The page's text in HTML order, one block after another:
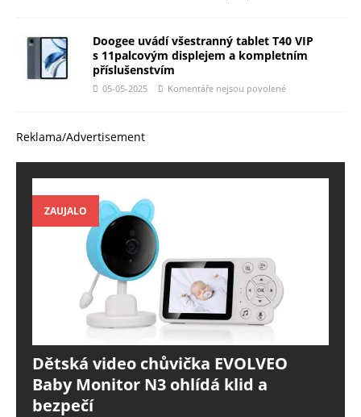
Doogee uvádí všestranný tablet T40 VIP
s 11palcovým displejem a kompletním
příslušenstvím
05-05-2025 Komentáře nejsou povolené
Reklama/Advertisement
ZAUJALO
Dětská video chůvička EVOLVEO
Baby Monitor N3 ohlídá klid a
bezpečí